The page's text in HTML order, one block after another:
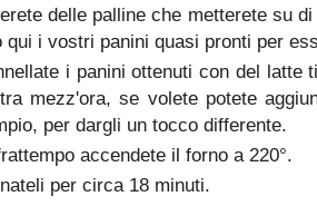
delle palline che metterete su
qui i vostri panini quasi pronti per
i panini ottenuti con del latte
mezz'ora, se volete potete
per dargli un tocco differente.
accendete il forno a 220°.
per circa 18 minuti.